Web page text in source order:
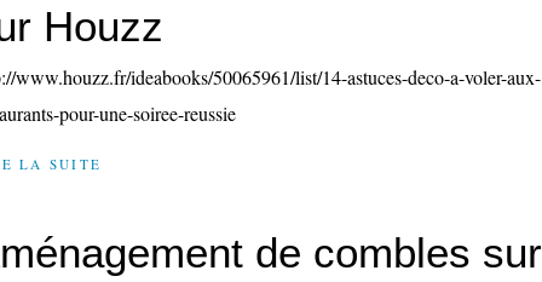
Houzz
www.houzz.fr/ideabooks/50065961/list/14-astuces-deco-a-voler-aux-
pour-une-soiree-reussie
LA SUITE
de combles sur